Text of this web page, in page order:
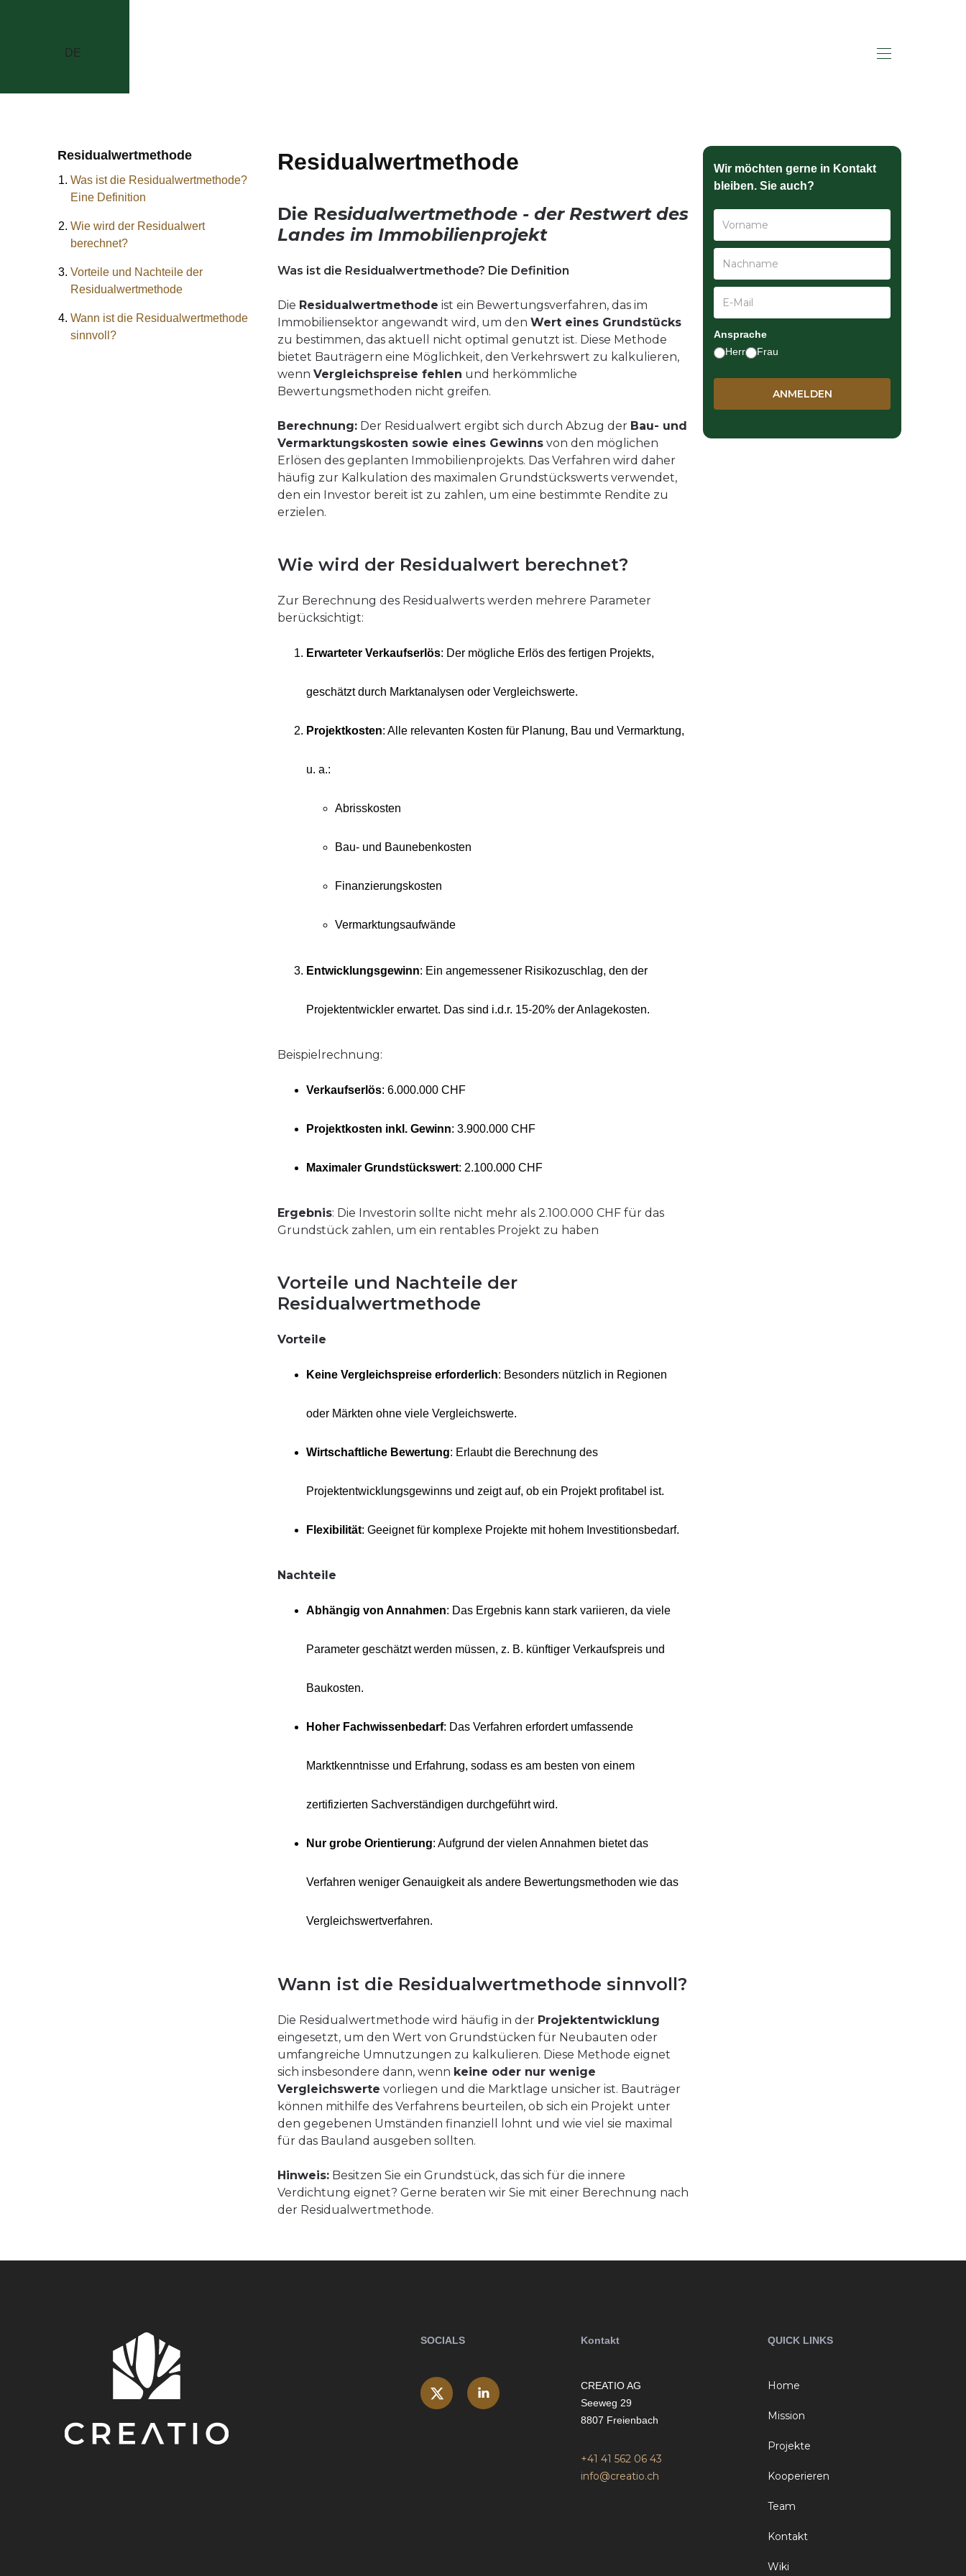
DE
Residualwertmethode
Was ist die Residualwertmethode?
Eine Definition
Wie wird der Residualwert
berechnet?
Vorteile und Nachteile der
Residualwertmethode
Wann ist die Residualwertmethode
sinnvoll?
Residualwertmethode
Die Residualwertmethode - der Restwert des
Landes im Immobilienprojekt
Was ist die Residualwertmethode? Die Definition
Die Residualwertmethode ist ein Bewertungsverfahren, das im
Immobiliensektor angewandt wird, um den Wert eines Grundstücks
zu bestimmen, das aktuell nicht optimal genutzt ist. Diese Methode
bietet Bauträgern eine Möglichkeit, den Verkehrswert zu kalkulieren,
wenn Vergleichspreise fehlen und herkömmliche
Bewertungsmethoden nicht greifen.
Berechnung: Der Residualwert ergibt sich durch Abzug der Bau- und
Vermarktungskosten sowie eines Gewinns von den möglichen
Erlösen des geplanten Immobilienprojekts. Das Verfahren wird daher
häufig zur Kalkulation des maximalen Grundstückswerts verwendet,
den ein Investor bereit ist zu zahlen, um eine bestimmte Rendite zu
erzielen.
Wie wird der Residualwert berechnet?
Zur Berechnung des Residualwerts werden mehrere Parameter
berücksichtigt:
Erwarteter Verkaufserlös: Der mögliche Erlös des fertigen Projekts,
geschätzt durch Marktanalysen oder Vergleichswerte.
Projektkosten: Alle relevanten Kosten für Planung, Bau und Vermarktung,
u. a.:
Abrisskosten
Bau- und Baunebenkosten
Finanzierungskosten
Vermarktungsaufwände
Entwicklungsgewinn: Ein angemessener Risikozuschlag, den der
Projektentwickler erwartet. Das sind i.d.r. 15-20% der Anlagekosten.
Beispielrechnung:
Verkaufserlös: 6.000.000 CHF
Projektkosten inkl. Gewinn: 3.900.000 CHF
Maximaler Grundstückswert: 2.100.000 CHF
Ergebnis: Die Investorin sollte nicht mehr als 2.100.000 CHF für das
Grundstück zahlen, um ein rentables Projekt zu haben
Vorteile und Nachteile der
Residualwertmethode
Vorteile
Keine Vergleichspreise erforderlich: Besonders nützlich in Regionen
oder Märkten ohne viele Vergleichswerte.
Wirtschaftliche Bewertung: Erlaubt die Berechnung des
Projektentwicklungsgewinns und zeigt auf, ob ein Projekt profitabel ist.
Flexibilität: Geeignet für komplexe Projekte mit hohem Investitionsbedarf.
Nachteile
Abhängig von Annahmen: Das Ergebnis kann stark variieren, da viele
Parameter geschätzt werden müssen, z. B. künftiger Verkaufspreis und
Baukosten.
Hoher Fachwissenbedarf: Das Verfahren erfordert umfassende
Marktkenntnisse und Erfahrung, sodass es am besten von einem
zertifizierten Sachverständigen durchgeführt wird.
Nur grobe Orientierung: Aufgrund der vielen Annahmen bietet das
Verfahren weniger Genauigkeit als andere Bewertungsmethoden wie das
Vergleichswertverfahren.
Wann ist die Residualwertmethode sinnvoll?
Die Residualwertmethode wird häufig in der Projektentwicklung
eingesetzt, um den Wert von Grundstücken für Neubauten oder
umfangreiche Umnutzungen zu kalkulieren. Diese Methode eignet
sich insbesondere dann, wenn keine oder nur wenige
Vergleichswerte vorliegen und die Marktlage unsicher ist. Bauträger
können mithilfe des Verfahrens beurteilen, ob sich ein Projekt unter
den gegebenen Umständen finanziell lohnt und wie viel sie maximal
für das Bauland ausgeben sollten.
Hinweis: Besitzen Sie ein Grundstück, das sich für die innere
Verdichtung eignet? Gerne beraten wir Sie mit einer Berechnung nach
der Residualwertmethode.
Wir möchten gerne in Kontakt
bleiben. Sie auch?
Ansprache
Herr
Frau
SOCIALS Kontakt
CREATIO AG
Seeweg 29
8807 Freienbach
+41 41 562 06 43
info@creatio.ch
QUICK LINKS
Home
Mission
Projekte
Kooperieren
Team
Kontakt
Wiki